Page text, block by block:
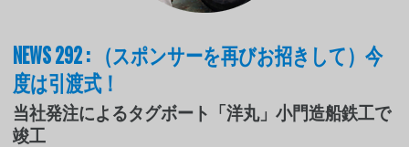
NEWS 292 : （スポンサーを再びお招きして）今
度は引渡式！
当社発注によるタグボート「洋丸」小門造船鉄工で
竣工